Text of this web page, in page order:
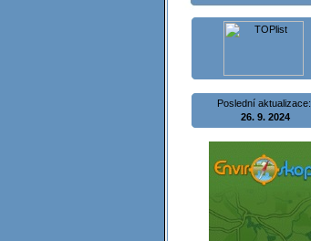
Poslední aktualizace:
26. 9. 2024